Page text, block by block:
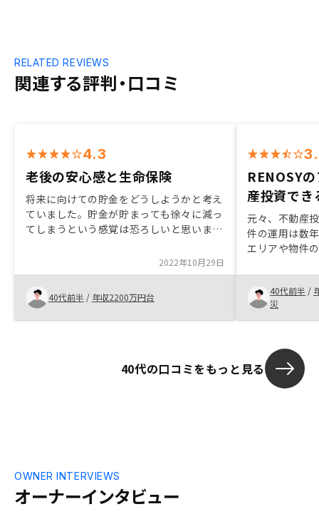
関連する評判・口コミ
RELATED REVIEWS
4.3
老後の安心感と生命保険
将来に向けての貯金をどうしようかと考え
ていました。貯金が貯まっても徐々に減っ
てしまうという感覚は恐ろしいと思いま
り、また団信もあるので生命保険がわりに
もいいと思います。
2022年10月29日
40代前半 / 年収2200万円台
RENOSY
産投資でき
元々、不動産
件の運用は数
エリアや物件
の購入を検討
RENOSYの
じました。
40代前半 /
災
40代の口コミをもっと見る
オーナーインタビュー
OWNER INTERVIEWS